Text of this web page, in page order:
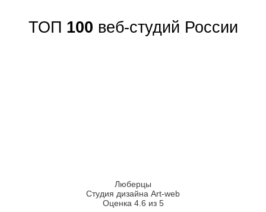
ТОП 100 веб-студий России
Люберцы
Студия дизайна Art-web
Оценка 4.6 из 5